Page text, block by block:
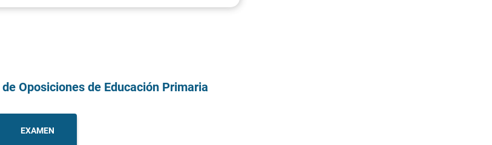
de Oposiciones de Educación Primaria
EXAMEN